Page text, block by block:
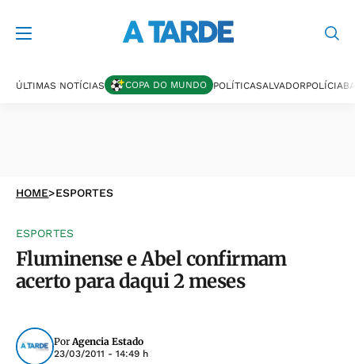
ÚLTIMAS NOTÍCIAS COPA DO MUNDO POLÍTICASALVADORPOLÍCIA
HOME>ESPORTES
ESPORTES
Fluminense e Abel confirmam
acerto para daqui 2 meses
PorAgencia Estado
23/03/2011 - 14:49 h